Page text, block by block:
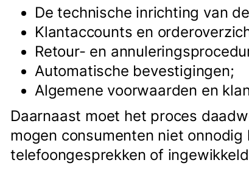
De technische inrichting van
Klantaccounts en
Retour- en
Automatische bevestigingen;
Algemene voorwaarden en
Daarnaast moet het proces
mogen consumenten niet
telefoongesprekken of